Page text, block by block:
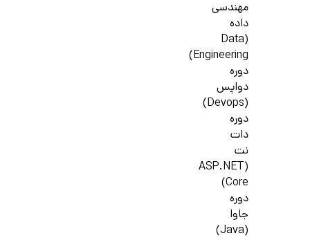
مهندسی
داده
(Data
Engineering)
دوره
دواپس
(Devops)
دوره
دات
نت
(ASP.NET
Core)
دوره
جاوا
(Java)